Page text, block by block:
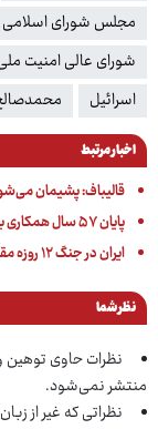
مجلس شورای اسلامی
شورای عالی امنیت
اسرائیل
اخبار مرتبط
قالیباف: پشیمان
پایان ۵۷ سال همکاری با نهاد بی‌خاصیت
ایران در جنگ ۱۲ روزه مقتدرانه پیروز شد
نظر شما
نظرات حاوی
منتشر نمی‌شود.
نظراتی که غیر از